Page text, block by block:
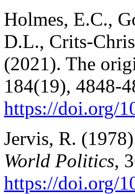
Holmes, E.C.,
D.L., Crits-
(2021). The
184(19), 4848-
https://doi.org/
Jervis, R.
World Politics,
https://doi.org/